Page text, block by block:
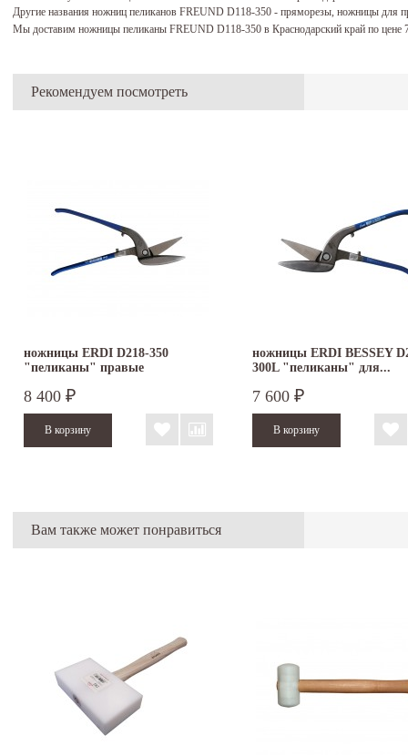
Другие названия ножниц пеликанов FREUND D118-350 - пряморезы, ножницы для
Мы доставим ножницы пеликаны FREUND D118-350 в Краснодарский край по цене
Рекомендуем посмотреть
ножницы ERDI D218-350
"пеликаны" правые
8 400 ₽
ножницы ERDI BESSEY
300L "пеликаны" для...
7 600 ₽
Вам также может понравиться